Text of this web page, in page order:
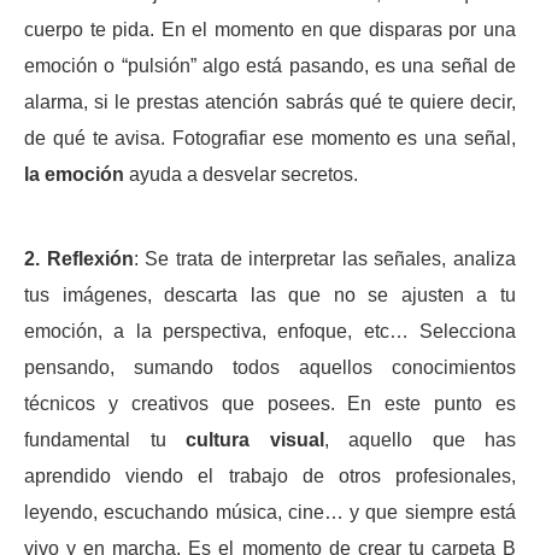
cuerpo te pida. En el momento en que disparas por una
emoción o “pulsión” algo está pasando, es una señal de
alarma, si le prestas atención sabrás qué te quiere decir,
de qué te avisa. Fotografiar ese momento es una señal,
la emoción ayuda a desvelar secretos.
2. Reflexión: Se trata de interpretar las señales, analiza
tus imágenes, descarta las que no se ajusten a tu
emoción, a la perspectiva, enfoque, etc… Selecciona
pensando, sumando todos aquellos conocimientos
técnicos y creativos que posees. En este punto es
fundamental tu cultura visual , aquello que has
aprendido viendo el trabajo de otros profesionales,
leyendo, escuchando música, cine… y que siempre está
vivo y en marcha. Es el momento de crear tu carpeta B